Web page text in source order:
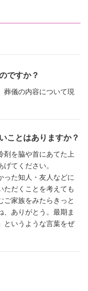
ですか？
葬儀の内容について現
ことはありますか？
剤を脇や首にあてた上
てください。
った知人・友人などに
ただくことを考えても
ご家族をみたらきっと
、ありがとう。最期ま
というような言葉をぜ